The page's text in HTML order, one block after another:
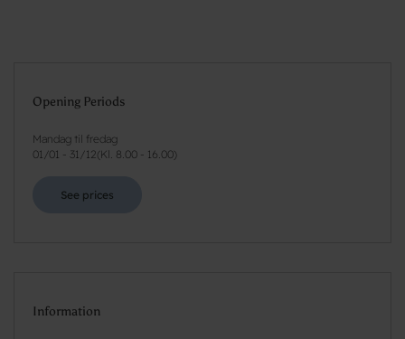
Opening Periods
Mandag til fredag
01/01 - 31/12( Kl. 8.00 - 16.00)
See prices
Information